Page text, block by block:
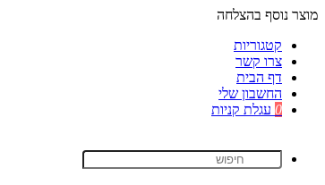
מוצר נוסף בהצלחה
קטגוריות
צרו קשר
דף הבית
החשבון שלי
0 עגלת קניות